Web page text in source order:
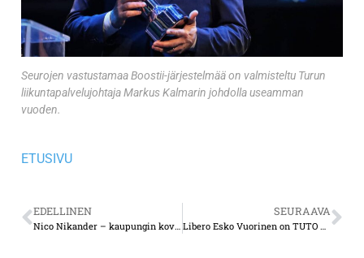
Seurojen vastustamaa Boostii-järjestelmää on valmisteltu Turun
liikuntapalvelujohtaja Markus Kalmarin johdolla useamman
vuoden.
ETUSIVU
EDELLINEN
Nico Nikander – kaupungin kovin kannattaja on paikalla TUTO Hockeyn otteluissa kuin TPS:kin otteluissa
SEURAAVA
Libero Esko Vuorinen on TUTO Volleyn tuorein hankinta – vastavalmistunut tippainssi tuo lisää energiaa joukkueeseen